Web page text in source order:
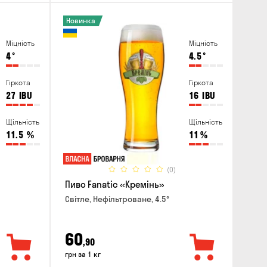
Міцність
4°
Гіркота
27 IBU
Щільність
11.5 %
Міцність
4.5°
Гіркота
16 IBU
Щільність
11 %
(0)
Новинка
Пиво Fanatic «Кремінь»
Світле, Нефільтроване, 4.5°
60,90
грн за 1 кг